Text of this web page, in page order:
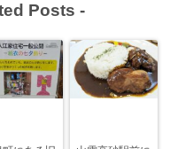
Posts -